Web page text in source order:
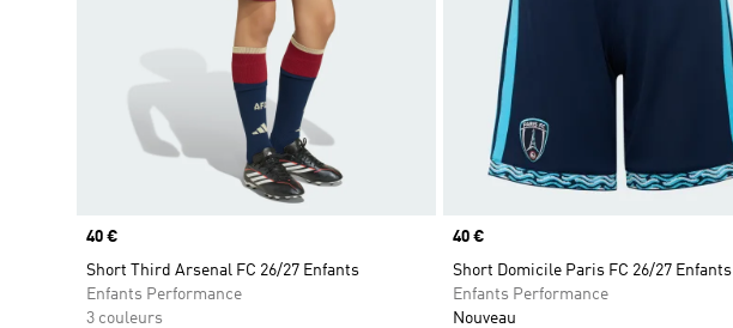
Prix
40 €
Short Third Arsenal FC 26/27 Enfants
Enfants Performance
3 couleurs
Prix
40 €
Short Domicile Paris FC 26/27 Enfants
Enfants Performance
Nouveau